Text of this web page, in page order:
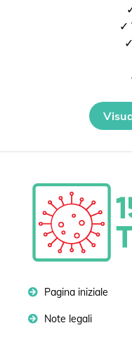
✓
Pagina iniziale
Note legali